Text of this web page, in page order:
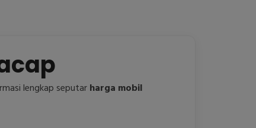
lengkap seputarharga mobil